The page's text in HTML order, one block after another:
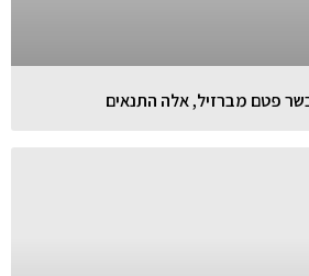
פטם מברזיל, אלה התנאים